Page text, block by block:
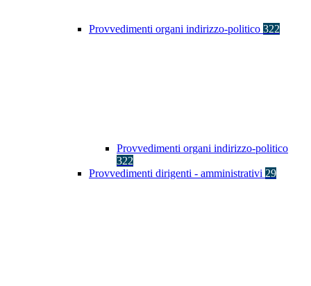
Provvedimenti organi indirizzo-politico 322
Provvedimenti organi indirizzo-politico
322
Provvedimenti dirigenti - amministrativi 29